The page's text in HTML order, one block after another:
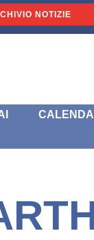
NOTIZIE